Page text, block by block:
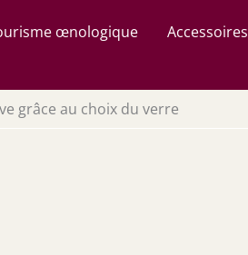
œnologique Accessoires
grâce au choix du verre